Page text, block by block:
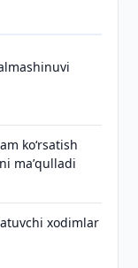
koʻrsatish
maʼqulladi
xodimlar